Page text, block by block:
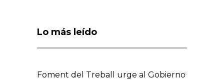
Lo más leído
Foment del Treball urge al Gobierno